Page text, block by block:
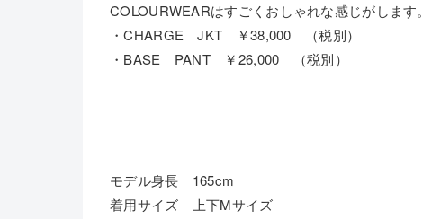
COLOURWEARはすごくおしゃれな感じがします。
・CHARGE JKT ￥38,000 （税別）
・BASE PANT ￥26,000 （税別）
モデル身長 165cm
着用サイズ 上下Mサイズ